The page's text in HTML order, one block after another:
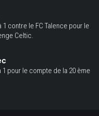
contre le FC Talence pour le
Celtic.
pour le compte de la 20 ème